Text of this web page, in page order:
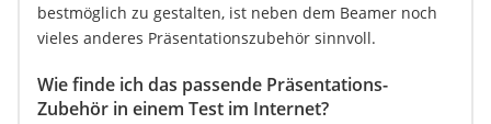
bestmöglich zu gestalten, ist neben dem Beamer noch
vieles anderes Präsentationszubehör sinnvoll.
Wie finde ich das passende Präsentations-
Zubehör in einem Test im Internet?